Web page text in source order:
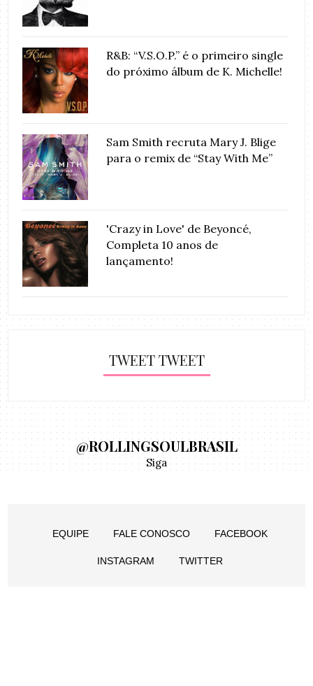
R&B: “V.S.O.P.” é o primeiro single
do próximo álbum de K. Michelle!
Sam Smith recruta Mary J. Blige
para o remix de “Stay With Me”
'Crazy in Love' de Beyoncé,
Completa 10 anos de
lançamento!
TWEET TWEET
@ROLLINGSOULBRASIL
Siga
EQUIPE FALE CONOSCO FACEBOOK
INSTAGRAM TWITTER